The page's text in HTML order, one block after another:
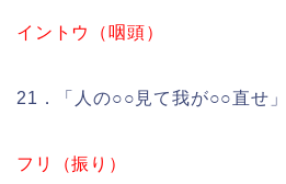
イントウ（咽頭）
21．「人の○○見て我が○○直せ」
フリ（振り）